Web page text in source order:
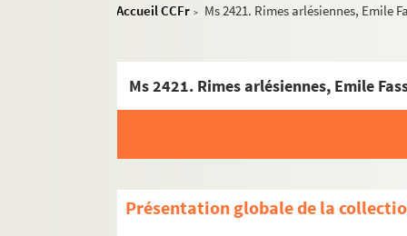
Accueil CCFr > Ms 2421. Rimes arlésiennes, Emile
Ms 2421. Rimes arlésiennes, Emile
Présentation globale de la